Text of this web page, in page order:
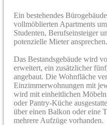
Ein bestehendes
vollmöblierten Apartments
Studenten, Berufseinsteiger
potenzielle Mieter ansprechen.
Das Bestandsgebäude wird
erweitert, ein zusätzlicher
angebaut. Die Wohnfläche
Einzimmerwohnungen mit
wird mit einheitlichen
oder Pantry-Küche
über einen Balkon oder eine
mehrere Aufzüge vorhanden.